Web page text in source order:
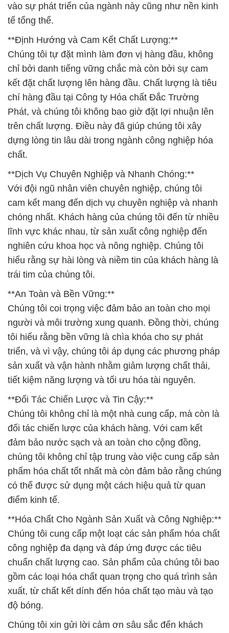
vào sự phát triển của ngành này cũng như nền kinh
tế tổng thể.
**Định Hướng và Cam Kết Chất Lượng:**
Chúng tôi tự đặt mình làm đơn vị hàng đầu, không
chỉ bởi danh tiếng vững chắc mà còn bởi sự cam
kết đặt chất lượng lên hàng đầu. Chất lượng là tiêu
chí hàng đầu tại Công ty Hóa chất Đắc Trường
Phát, và chúng tôi không bao giờ đặt lợi nhuận lên
trên chất lượng. Điều này đã giúp chúng tôi xây
dựng lòng tin lâu dài trong ngành công nghiệp hóa
chất.
**Dịch Vụ Chuyên Nghiệp và Nhanh Chóng:**
Với đội ngũ nhân viên chuyên nghiệp, chúng tôi
cam kết mang đến dịch vụ chuyên nghiệp và nhanh
chóng nhất. Khách hàng của chúng tôi đến từ nhiều
lĩnh vực khác nhau, từ sản xuất công nghiệp đến
nghiên cứu khoa học và nông nghiệp. Chúng tôi
hiểu rằng sự hài lòng và niềm tin của khách hàng là
trái tim của chúng tôi.
**An Toàn và Bền Vững:**
Chúng tôi coi trọng việc đảm bảo an toàn cho mọi
người và môi trường xung quanh. Đồng thời, chúng
tôi hiểu rằng bền vững là chìa khóa cho sự phát
triển, và vì vậy, chúng tôi áp dụng các phương pháp
sản xuất và vận hành nhằm giảm lượng chất thải,
tiết kiệm năng lượng và tối ưu hóa tài nguyên.
**Đối Tác Chiến Lược và Tin Cậy:**
Chúng tôi không chỉ là một nhà cung cấp, mà còn là
đối tác chiến lược của khách hàng. Với cam kết
đảm bảo nước sạch và an toàn cho cộng đồng,
chúng tôi không chỉ tập trung vào việc cung cấp sản
phẩm hóa chất tốt nhất mà còn đảm bảo rằng chúng
có thể được sử dụng một cách hiệu quả từ quan
điểm kinh tế.
**Hóa Chất Cho Ngành Sản Xuất và Công Nghiệp:**
Chúng tôi cung cấp một loạt các sản phẩm hóa chất
công nghiệp đa dạng và đáp ứng được các tiêu
chuẩn chất lượng cao. Sản phẩm của chúng tôi bao
gồm các loại hóa chất quan trọng cho quá trình sản
xuất, từ chất kết dính đến hóa chất tạo màu và tạo
độ bóng.
Chúng tôi xin gửi lời cảm ơn sâu sắc đến khách